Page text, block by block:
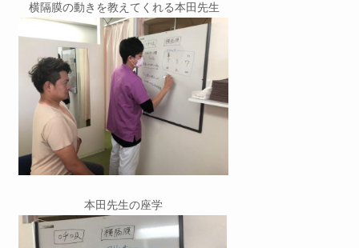
横隔膜の動きを教えてくれる本田先生
本田先生の座学